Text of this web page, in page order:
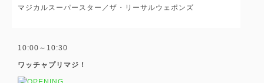
マジカルスーパースター／ザ・リーサルウェポンズ
10:00～10:30
ワッチャプリマジ！